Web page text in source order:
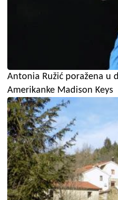
Antonia Ružić poražena u
Amerikanke Madison Keys